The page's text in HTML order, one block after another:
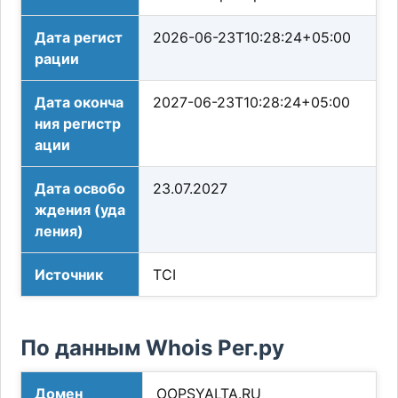
Дата регист
рации
2026-06-23T10:28:24+05:00
Дата оконча
ния регистр
ации
2027-06-23T10:28:24+05:00
Дата освобо
ждения (уда
ления)
23.07.2027
Источник TCI
По данным Whois Рег.ру
Домен OOPSYALTA.RU